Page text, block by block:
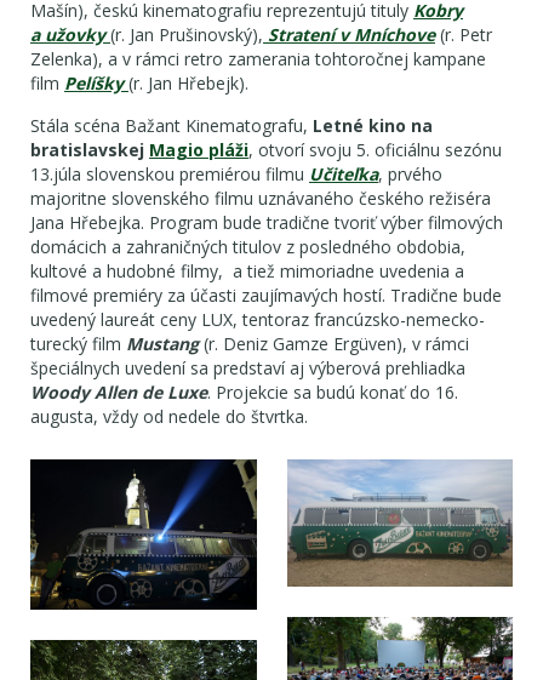
Mašín), českú kinematografiu reprezentujú tituly Kobry
a užovky (r. Jan Prušinovský), Stratení v Mníchove(r. Petr
Zelenka), a v rámci retro zamerania tohtoročnej kampane
film Pelíšky (r. Jan Hřebejk).
Stála scéna Bažant Kinematografu, Letné kino na
bratislavskej Magio pláži, otvorí svoju 5. oficiálnu sezónu
13.júla slovenskou premiérou filmu Učiteľka, prvého
majoritne slovenského filmu uznávaného českého režiséra
Jana Hřebejka. Program bude tradične tvoriť výber filmových
domácich a zahraničných titulov z posledného obdobia,
kultové a hudobné filmy, a tiež mimoriadne uvedenia a
filmové premiéry za účasti zaujímavých hostí. Tradične bude
uvedený laureát ceny LUX, tentoraz francúzsko-nemecko-
turecký film Mustang(r. Deniz Gamze Ergüven), v rámci
špeciálnych uvedení sa predstaví aj výberová prehliadka
Woody Allen de Luxe. Projekcie sa budú konať do 16.
augusta, vždy od nedele do štvrtka.